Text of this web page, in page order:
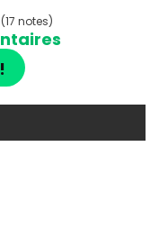
(17 notes)